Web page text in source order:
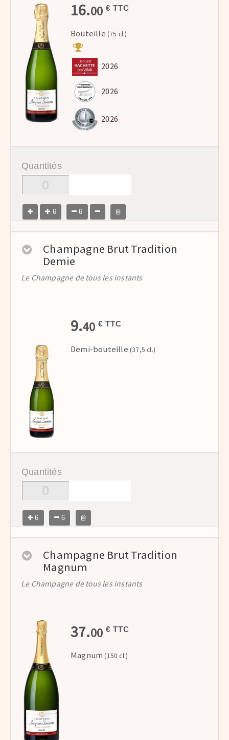
16.00 € TTC
Bouteille (75 cl.)
2026
2026
2026
Quantités
6 6
Champagne Brut Tradition
Demie
Le Champagne de tous les instants
9.40 € TTC
Demi-bouteille (37,5 cl.)
Quantités
6 6
Champagne Brut Tradition
Magnum
Le Champagne de tous les instants
37.00 € TTC
Magnum (150 cl.)